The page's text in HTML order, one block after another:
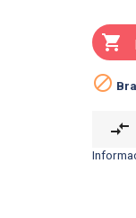


compare_arrows